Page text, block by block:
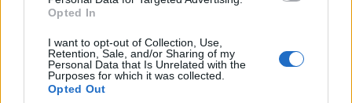
Opted In
I want to opt-out of Collection, Use,
Retention, Sale, and/or Sharing of my
Personal Data that Is Unrelated with the
Purposes for which it was collected.
Opted Out